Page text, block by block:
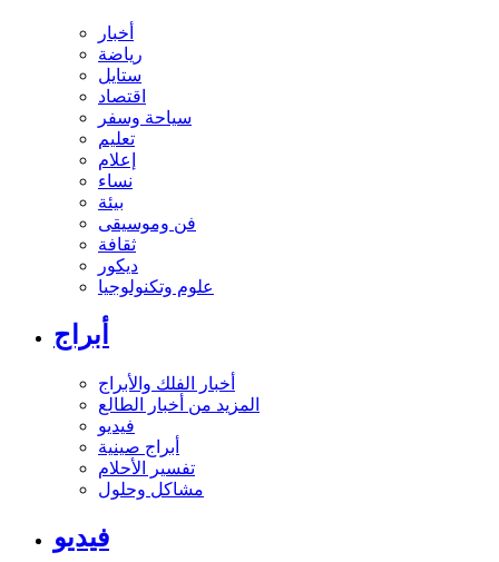
أخبار
رياضة
ستايل
اقتصاد
سياحة وسفر
تعليم
إعلام
نساء
بيئة
فن وموسيقى
ثقافة
ديكور
علوم وتكنولوجيا
أبراج
أخبار الفلك والأبراج
المزيد من أخبار الطالع
فيديو
أبراج صينية
تفسير الأحلام
مشاكل وحلول
فيديو